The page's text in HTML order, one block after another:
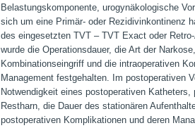
Belastungskomponente, urogynäkologische
sich um eine Primär- oder Rezidivinkontinenz
des eingesetzten TVT – TVT Exact oder
wurde die Operationsdauer, die Art der
Kombinationseingriff und die intraoperativen
Management festgehalten. Im postoperativen
Notwendigkeit eines postoperativen Katheters,
Restharn, die Dauer des stationären
postoperativen Komplikationen und deren